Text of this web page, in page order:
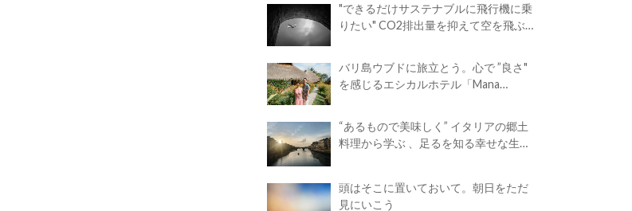
"できるだけサステナブルに飛行機に乗
りたい" CO2排出量を抑えて空を飛ぶ
バリ島ウブドに旅立とう。心で ”良さ"
を感じるエシカルホテル「Mana
“あるもので美味しく” イタリアの郷土
料理から学ぶ 、足るを知る幸せな生き
頭はそこに置いておいて。朝日をただ
見にいこう